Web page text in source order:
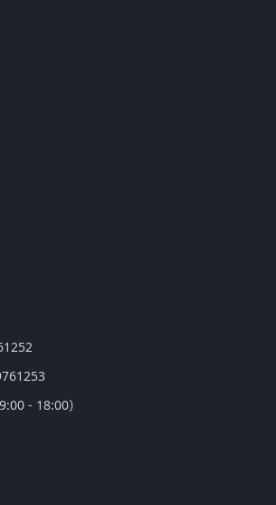
- 18:00）